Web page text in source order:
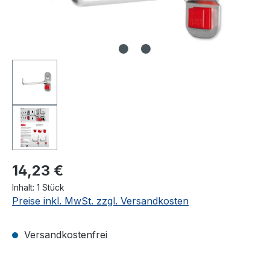
14,23 €
Inhalt: 1 Stück
Preise inkl. MwSt. zzgl. Versandkosten
Versandkostenfrei